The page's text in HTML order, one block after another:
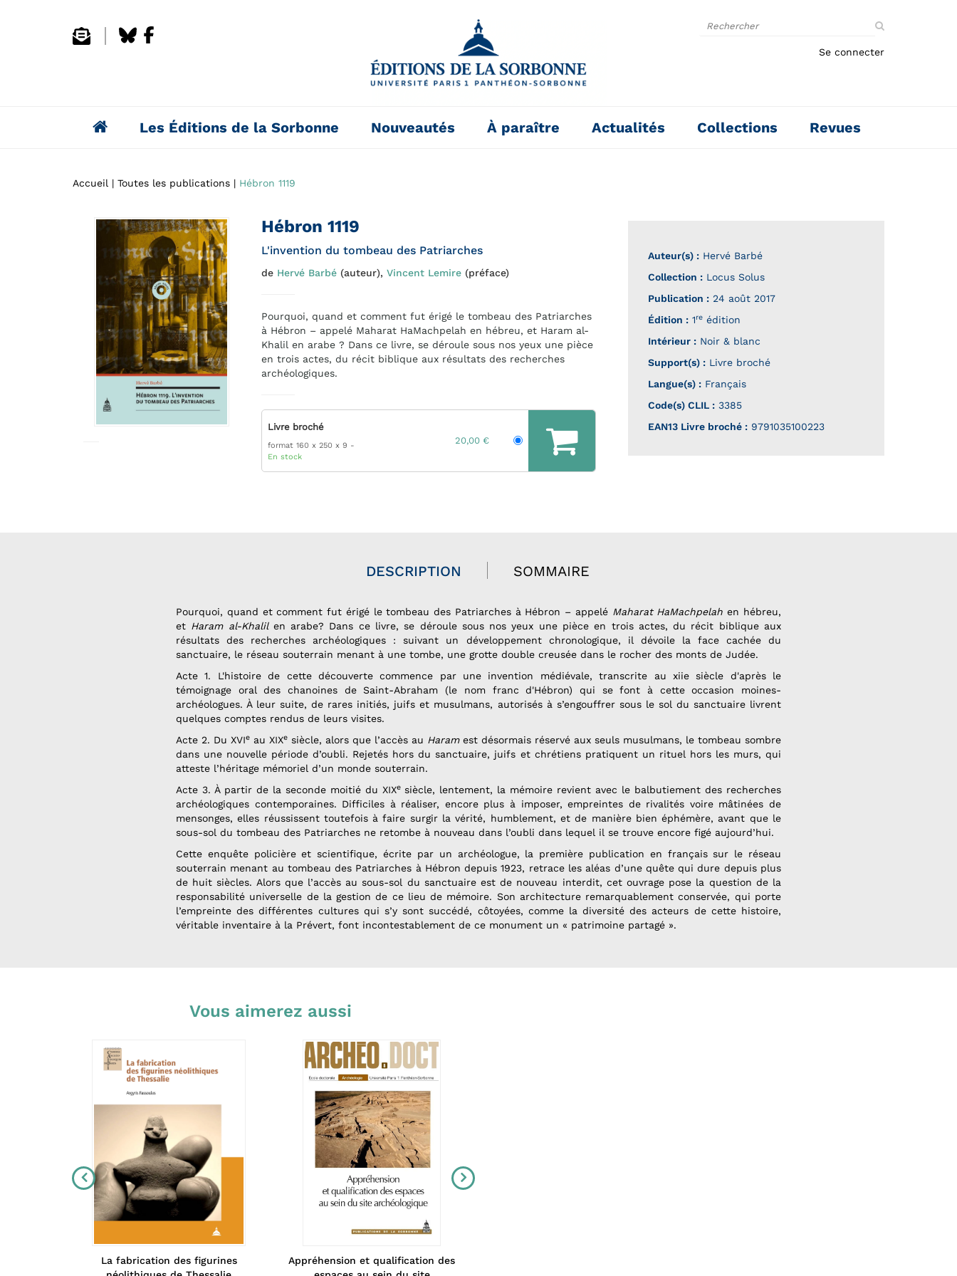
le
Se connecter
Les Éditions de la Sorbonne Nouveautés À paraître Actualités Collections Revues
Accueil Toutes les publications Hébron 1119
Hébron 1119
L'invention du tombeau des Patriarches
de Hervé Barbé (auteur), Vincent Lemire (préface)
Pourquoi, quand et comment fut érigé le tombeau des Patriarches
à Hébron – appelé Maharat HaMachpelah en hébreu, et Haram al-
Khalil en arabe ? Dans ce livre, se déroule sous nos yeux une pièce
en trois actes, du récit biblique aux résultats des recherches
archéologiques.
Livre broché
format 160 x 250 x 9
En stock
20,00 €
Auteur(s) : Hervé Barbé
Collection : Locus Solus
Publication : 24 août 2017
Édition : 1re édition
Intérieur : Noir & blanc
Support(s) : Livre broché
Langue(s) : Français
Code(s) CLIL : 3385
EAN13 Livre broché : 9791035100223
DESCRIPTION SOMMAIRE
Pourquoi, quand et comment fut érigé le tombeau des Patriarches à Hébron – appelé Maharat HaMachpelah en hébreu,
et Haram al-Khalilen arabe? Dans ce livre, se déroule sous nos yeux une pièce en trois actes, du récit biblique aux
résultats des recherches archéologiques : suivant un développement chronologique, il dévoile la face cachée du
sanctuaire, le réseau souterrain menant à une tombe, une grotte double creusée dans le rocher des monts de Judée.
Acte 1. L'histoire de cette découverte commence par une invention médiévale, transcrite au xiie siècle d'après le
témoignage oral des chanoines de Saint-Abraham (le nom franc d'Hébron) qui se font à cette occasion moines-
archéologues. À leur suite, de rares initiés, juifs et musulmans, autorisés à s’engouffrer sous le sol du sanctuaire livrent
quelques comptes rendus de leurs visites.
Acte 2. Du XVIe au XIXe siècle, alors que l’accès au Haramest désormais réservé aux seuls musulmans, le tombeau sombre
dans une nouvelle période d’oubli. Rejetés hors du sanctuaire, juifs et chrétiens pratiquent un rituel hors les murs, qui
atteste l’héritage mémoriel d’un monde souterrain.
Acte 3. À partir de la seconde moitié du XIXesiècle, lentement, la mémoire revient avec le balbutiement des recherches
archéologiques contemporaines. Difficiles à réaliser, encore plus à imposer, empreintes de rivalités voire mâtinées de
mensonges, elles réussissent toutefois à faire surgir la vérité, humblement, et de manière bien éphémère, avant que le
sous-sol du tombeau des Patriarches ne retombe à nouveau dans l’oubli dans lequel il se trouve encore figé aujourd’hui.
Cette enquête policière et scientifique, écrite par un archéologue, la première publication en français sur le réseau
souterrain menant au tombeau des Patriarches à Hébron depuis 1923, retrace les aléas d’une quête qui dure depuis plus
de huit siècles. Alors que l’accès au sous-sol du sanctuaire est de nouveau interdit, cet ouvrage pose la question de la
responsabilité universelle de la gestion de ce lieu de mémoire. Son architecture remarquablement conservée, qui porte
l’empreinte des différentes cultures qui s’y sont succédé, côtoyées, comme la diversité des acteurs de cette histoire,
véritable inventaire à la Prévert, font incontestablement de ce monument un « patrimoine partagé ».
Vous aimerez aussi
La fabrication des figurines
Appréhension et qualification des